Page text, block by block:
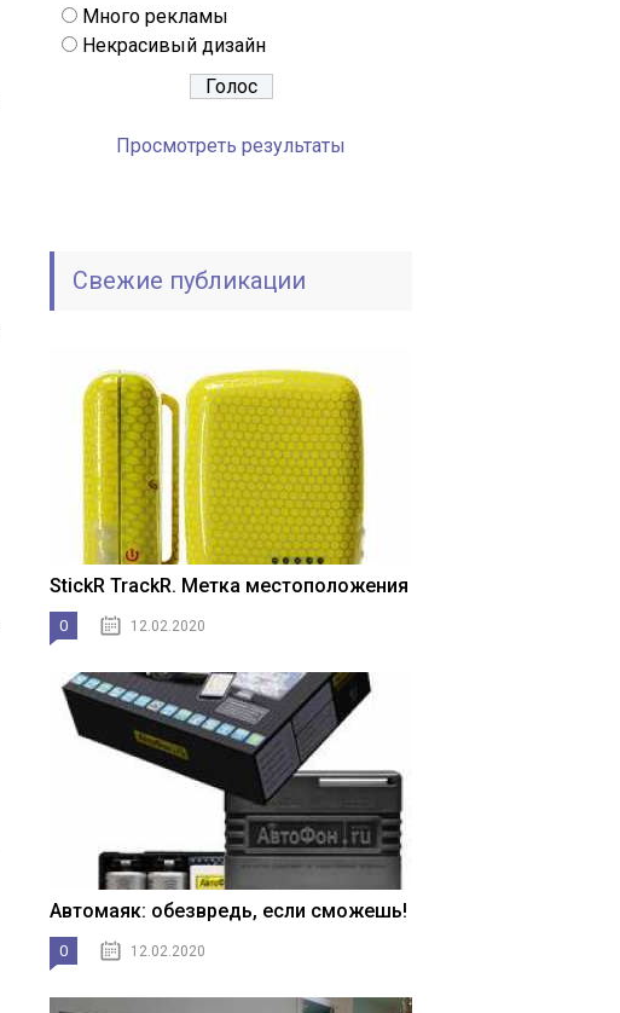
Много рекламы
Некрасивый дизайн
Просмотреть результаты
Свежие публикации
StickR TrackR. Метка местоположения
0 12.02.2020
Автомаяк: обезвредь, если сможешь!
0 12.02.2020